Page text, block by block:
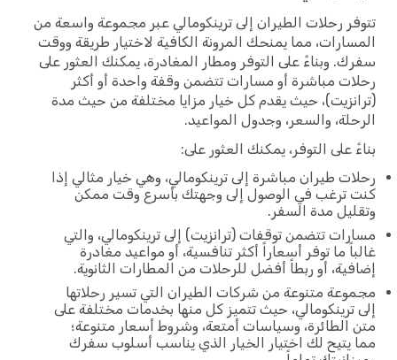
تتوفر رحلات الطيران إلى ترينكومالي عبر مجموعة واسعة من
المسارات، مما يمنحك المرونة الكافية لاختيار طريقة ووقت
سفرك. وبناءً على التوفر ومطار المغادرة، يمكنك العثور على
رحلات مباشرة أو مسارات تتضمن وقفة واحدة أو أكثر
(ترانزيت)، حيث يقدم كل خيار مزايا مختلفة من حيث مدة
الرحلة، والسعر، وجدول المواعيد.
بناءً على التوفر، يمكنك العثور على:
رحلات طيران مباشرة إلى ترينكومالي، وهي خيار مثالي إذا
كنت ترغب في الوصول إلى وجهتك بأسرع وقت ممكن
وتقليل مدة السفر.
مسارات تتضمن توقفات (ترانزيت) إلى ترينكومالي، والتي
غالباً ما توفر أسعاراً أكثر تنافسية، أو مواعيد مغادرة
إضافية، أو ربطاً أفضل للرحلات من المطارات الثانوية.
مجموعة متنوعة من شركات الطيران التي تسير رحلاتها
إلى ترينكومالي، حيث تتميز كل منها بخدمات مختلفة على
متن الطائرة، وسياسات أمتعة، وشروط أسعار متنوعة؛
مما يتيح لك اختيار الخيار الذي يناسب أسلوب سفرك